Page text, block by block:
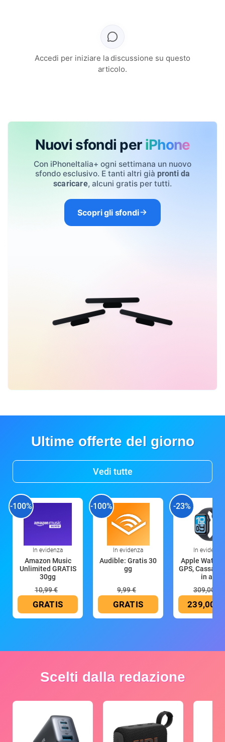
Accedi per iniziare la discussione su questo
articolo.
Nuovi sfondi per iPhone
Con iPhoneItalia+ ogni settimana un nuovo
sfondo esclusivo. E tanti altri già pronti da
scaricare, alcuni gratis per tutti.
Scopri gli sfondi
Ultime offerte del giorno
Vedi tutte
-100%
In evidenza
Amazon Music
Unlimited GRATIS
30gg
10,99 €
GRATIS
-100%
In evidenza
Audible: Gratis 30
gg
9,99 €
GRATIS
-23%
In evidenza
Apple Watch
GPS, Cassa
in all
309,00 €
239,00 €
Scelti dalla redazione